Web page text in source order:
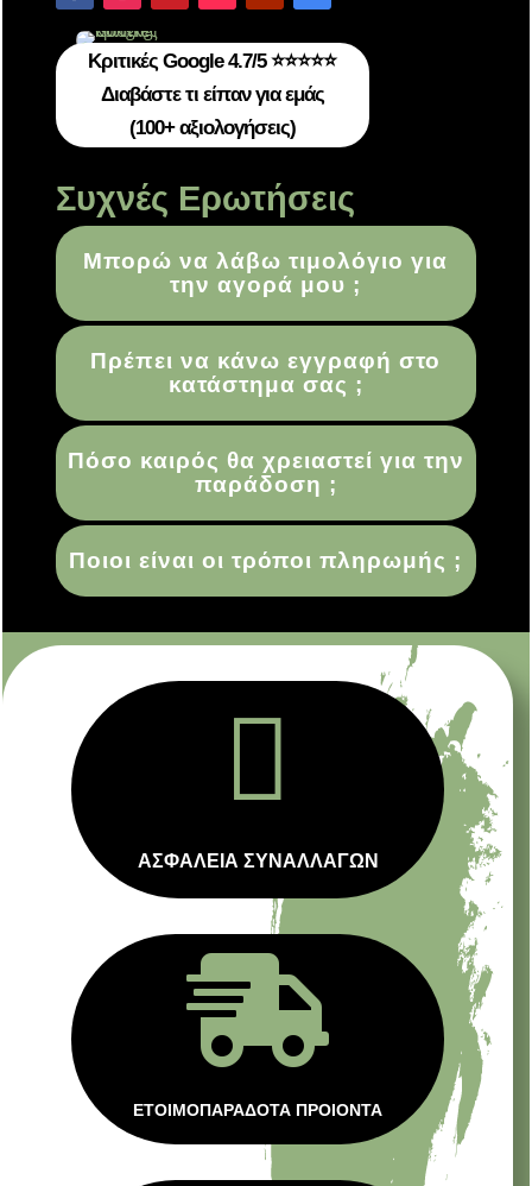
Κριτικές Google 4.7/5 ⭐⭐⭐⭐⭐
Διαβάστε τι είπαν για εμάς
(100+ αξιολογήσεις)
Συχνές Ερωτήσεις
Μπορώ να λάβω τιμολόγιο για
την αγορά μου ;
Πρέπει να κάνω εγγραφή στο
κατάστημα σας ;
Πόσο καιρός θα χρειαστεί για την
παράδοση ;
Ποιοι είναι οι τρόποι πληρωμής ;

ΑΣΦΑΛΕΙΑ ΣΥΝΑΛΛΑΓΩΝ

ΕΤΟΙΜΟΠΑΡΑΔΟΤΑ ΠΡΟΙΟΝΤΑ